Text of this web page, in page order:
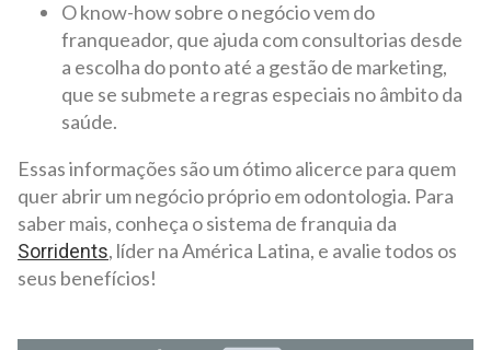
O know-how sobre o negócio vem do
franqueador, que ajuda com consultorias desde
a escolha do ponto até a gestão de marketing,
que se submete a regras especiais no âmbito da
saúde.
Essas informações são um ótimo alicerce para quem
quer abrir um negócio próprio em odontologia. Para
saber mais, conheça o sistema de franquia da
Sorridents, líder na América Latina, e avalie todos os
seus benefícios!